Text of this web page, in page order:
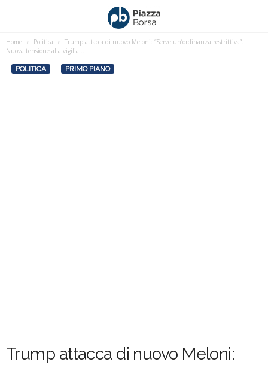
Home Politica
Trump attacca di nuovo Meloni: “Serve un’ordinanza restrittiva”.
Nuova tensione alla vigilia...
POLITICA PRIMO PIANO
Trump attacca di nuovo Meloni: